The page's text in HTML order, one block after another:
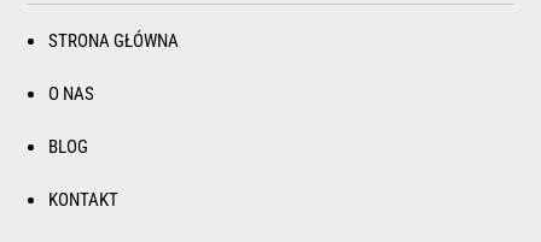
STRONA GŁÓWNA
O NAS
BLOG
KONTAKT